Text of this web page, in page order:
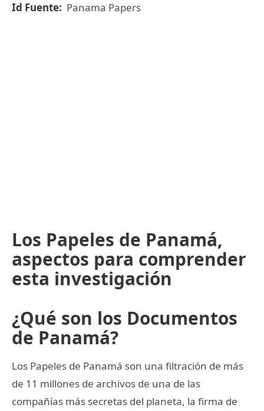
Id Fuente: Panama Papers
Los Papeles de Panamá,
aspectos para comprender
esta investigación
¿Qué son los Documentos
de Panamá?
Los Papeles de Panamá son una filtración de más
de 11 millones de archivos de una de las
compañías más secretas del planeta, la firma de